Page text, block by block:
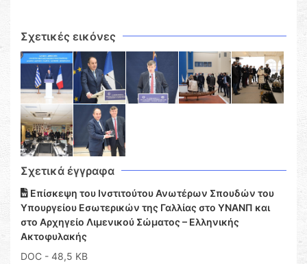
Σχετικές εικόνες
Σχετικά έγγραφα
Επίσκεψη του Ινστιτούτου Ανωτέρων Σπουδών του
Υπουργείου Εσωτερικών της Γαλλίας στο ΥΝΑΝΠ και
στο Αρχηγείο Λιμενικού Σώματος – Ελληνικής
Ακτοφυλακής
DOC - 48,5 KB